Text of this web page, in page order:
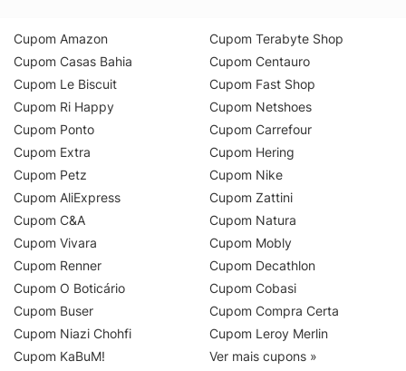
Cupom Amazon
Cupom Casas Bahia
Cupom Le Biscuit
Cupom Ri Happy
Cupom Ponto
Cupom Extra
Cupom Petz
Cupom AliExpress
Cupom C&A
Cupom Vivara
Cupom Renner
Cupom O Boticário
Cupom Buser
Cupom Niazi Chohfi
Cupom KaBuM!
Cupom Terabyte Shop
Cupom Centauro
Cupom Fast Shop
Cupom Netshoes
Cupom Carrefour
Cupom Hering
Cupom Nike
Cupom Zattini
Cupom Natura
Cupom Mobly
Cupom Decathlon
Cupom Cobasi
Cupom Compra Certa
Cupom Leroy Merlin
Ver mais cupons »